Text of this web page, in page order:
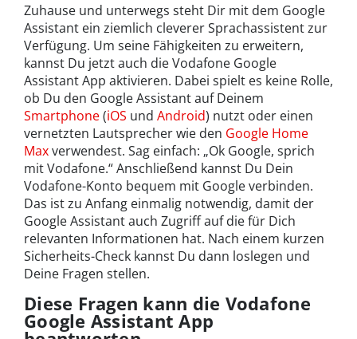
Zuhause und unterwegs steht Dir mit dem Google
Assistant ein ziemlich cleverer Sprachassistent zur
Verfügung. Um seine Fähigkeiten zu erweitern,
kannst Du jetzt auch die Vodafone Google
Assistant App aktivieren. Dabei spielt es keine Rolle,
ob Du den Google Assistant auf Deinem
Smartphone(iOS und Android) nutzt oder einen
vernetzten Lautsprecher wie den Google Home
Maxverwendest. Sag einfach: „Ok Google, sprich
mit Vodafone.“ Anschließend kannst Du Dein
Vodafone-Konto bequem mit Google verbinden.
Das ist zu Anfang einmalig notwendig, damit der
Google Assistant auch Zugriff auf die für Dich
relevanten Informationen hat. Nach einem kurzen
Sicherheits-Check kannst Du dann loslegen und
Deine Fragen stellen.
Diese Fragen kann die Vodafone
Google Assistant App